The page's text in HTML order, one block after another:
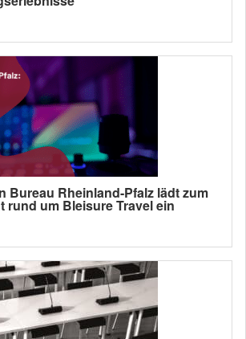
Bureau Rheinland-Pfalz lädt zum
rund um Bleisure Travel ein